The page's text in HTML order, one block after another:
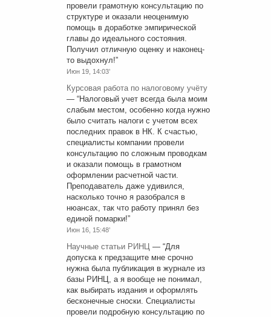
провели грамотную консультацию по
структуре и оказали неоценимую
помощь в доработке эмпирической
главы до идеального состояния.
Получил отличную оценку и наконец-
то выдохнул!”
Июн 19, 14:03’
Курсовая работа по налоговому учёту
— “Налоговый учет всегда была моим
слабым местом, особенно когда нужно
было считать налоги с учетом всех
последних правок в НК. К счастью,
специалисты компании провели
консультацию по сложным проводкам
и оказали помощь в грамотном
оформлении расчетной части.
Преподаватель даже удивился,
насколько точно я разобрался в
нюансах, так что работу принял без
единой помарки!”
Июн 16, 15:48’
Научные статьи РИНЦ — “Для
допуска к предзащите мне срочно
нужна была публикация в журнале из
базы РИНЦ, а я вообще не понимал,
как выбирать издания и оформлять
бесконечные сноски. Специалисты
провели подробную консультацию по